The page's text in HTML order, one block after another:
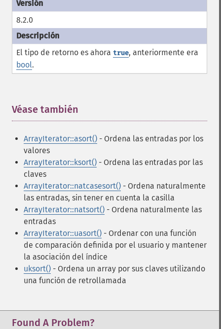
8.2.0
El tipo de retorno es ahora true, anteriormente era
bool.
Véase también
ArrayIterator::asort() - Ordena las entradas por los
valores
ArrayIterator::ksort() - Ordena las entradas por las
claves
ArrayIterator::natcasesort() - Ordena naturalmente
las entradas, sin tener en cuenta la casilla
ArrayIterator::natsort() - Ordena naturalmente las
entradas
ArrayIterator::uasort() - Ordenar con una función
de comparación definida por el usuario y mantener
la asociación del índice
uksort() - Ordena un array por sus claves utilizando
una función de retrollamada
Found A Problem?